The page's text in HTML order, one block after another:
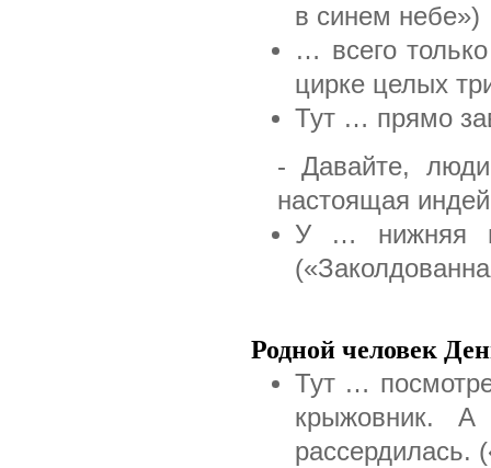
в синем небе»)
… всего
цирке целых
Тут … прямо
- Давайте,
настоящая
У … нижняя
Родной человек
Тут …
крыжовник.
рассердилась.